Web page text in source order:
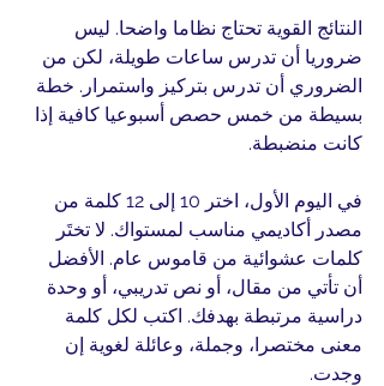
النتائج القوية تحتاج نظاما واضحا. ليس
ضروريا أن تدرس ساعات طويلة، لكن من
الضروري أن تدرس بتركيز واستمرار. خطة
بسيطة من خمس حصص أسبوعيا كافية إذا
كانت منضبطة.
في اليوم الأول، اختر 10 إلى 12 كلمة من
مصدر أكاديمي مناسب لمستواك. لا تختَر
كلمات عشوائية من قاموس عام. الأفضل
أن تأتي من مقال، أو نص تدريبي، أو وحدة
دراسية مرتبطة بهدفك. اكتب لكل كلمة
معنى مختصرا، وجملة، وعائلة لغوية إن
وجدت.